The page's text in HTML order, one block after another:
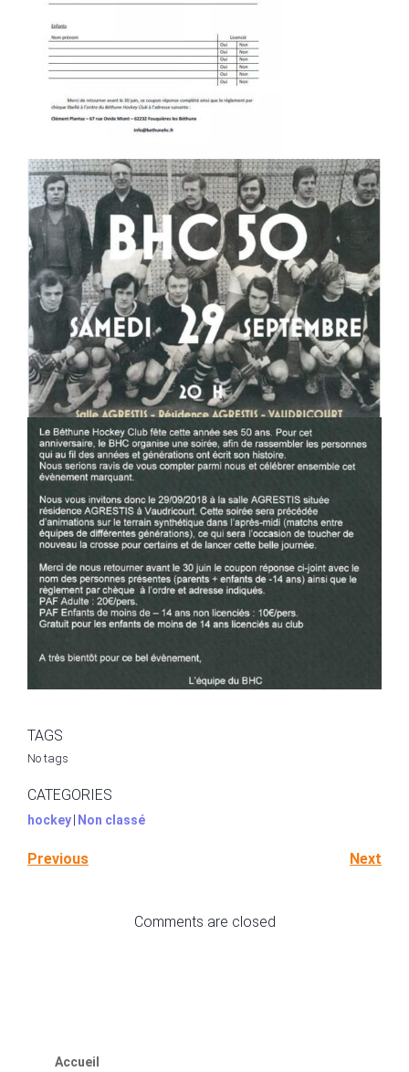
TAGS
No tags
CATEGORIES
hockey Non classé
Previous Next
Comments are closed
Accueil